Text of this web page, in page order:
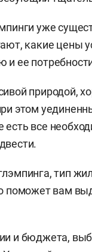
уже
какие цены
и ее
природой,
этом
есть все
тип
поможет вам
и бюджета,